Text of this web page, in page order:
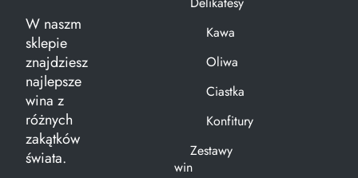
W naszm
sklepie
znajdziesz
najlepsze
wina z
różnych
zakątków
świata.
Kawa
Oliwa
Ciastka
Konfitury
Zestawy
win